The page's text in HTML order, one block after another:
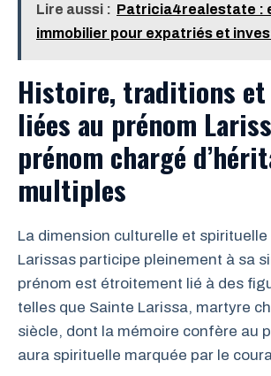
Lire aussi : Patricia4realestate :
immobilier pour expatriés et
Histoire, traditions
liées au prénom
prénom chargé
multiples
La dimension culturelle et
Larissas participe pleinement à sa
prénom est étroitement lié à des
telles que Sainte Larissa, martyre
siècle, dont la mémoire confère au
aura spirituelle marquée par le